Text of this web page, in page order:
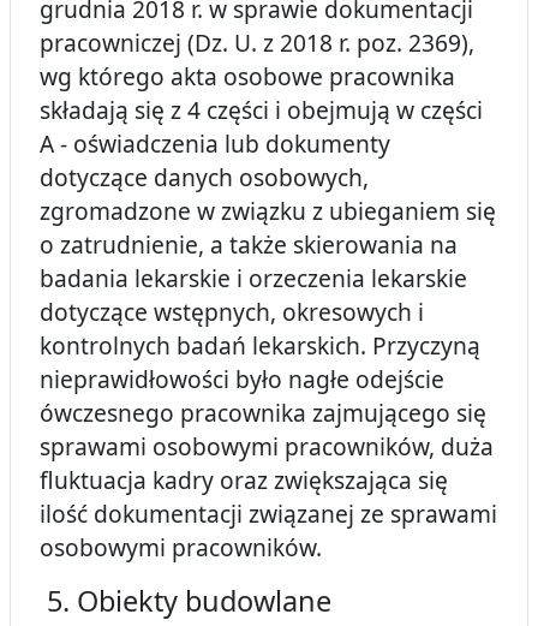
grudnia 2018 r. w sprawie dokumentacji
pracowniczej (Dz. U. z 2018 r. poz. 2369),
wg którego akta osobowe pracownika
składają się z 4 części i obejmują w części
A - oświadczenia lub dokumenty
dotyczące danych osobowych,
zgromadzone w związku z ubieganiem się
o zatrudnienie, a także skierowania na
badania lekarskie i orzeczenia lekarskie
dotyczące wstępnych, okresowych i
kontrolnych badań lekarskich. Przyczyną
nieprawidłowości było nagłe odejście
ówczesnego pracownika zajmującego się
sprawami osobowymi pracowników, duża
fluktuacja kadry oraz zwiększająca się
ilość dokumentacji związanej ze sprawami
osobowymi pracowników.
5. Obiekty budowlane